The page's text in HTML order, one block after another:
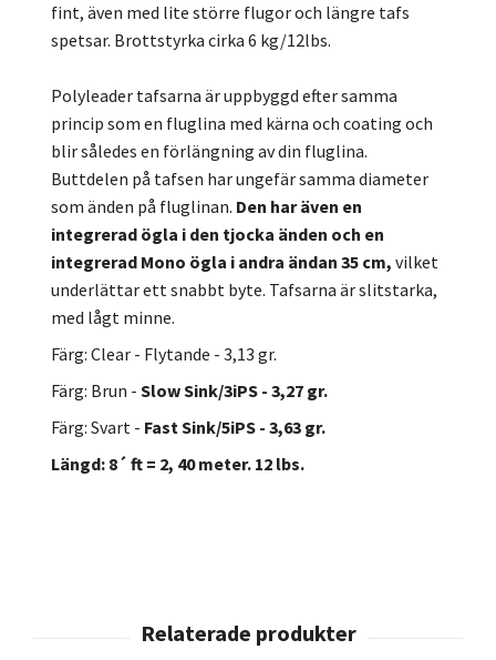
fint, även med lite större flugor och längre tafs
spetsar. Brottstyrka cirka 6 kg/12lbs.
Polyleader tafsarna är uppbyggd efter samma
princip som en fluglina med kärna och coating och
blir således en förlängning av din fluglina.
Buttdelen på tafsen har ungefär samma diameter
som änden på fluglinan. Den har även en
integrerad ögla i den tjocka änden och en
integrerad Mono ögla i andra ändan 35 cm, vilket
underlättar ett snabbt byte. Tafsarna är slitstarka,
med lågt minne.
Färg: Clear - Flytande - 3,13 gr.
Färg: Brun - Slow Sink/3iPS - 3,27 gr.
Färg: Svart - Fast Sink/5iPS - 3,63 gr.
Längd: 8´ ft = 2, 40 meter. 12 lbs.